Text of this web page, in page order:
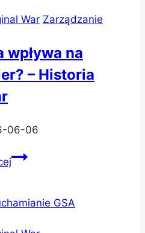
(rozmowa
Mariuszem
Klamrą,
War Zarządzanie
wpływa na
– Historia
06-06
Jak
na